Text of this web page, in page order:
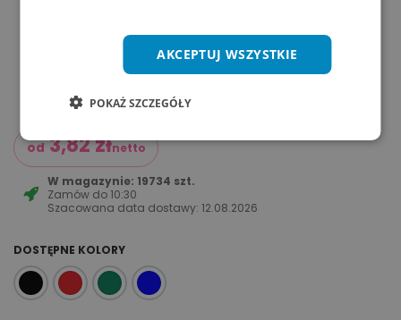
od 3,82złnetto
W magazynie: 19734 szt.
Zamów do 10:30
Szacowana data dostawy:12.08.2026
DOSTĘPNE KOLORY
AKCEPTUJ WSZYSTKIE
POKAŻ SZCZEGÓŁY